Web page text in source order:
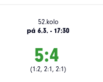
52.kolo
pá 6.3. - 17:30
5:4
(1:2, 2:1, 2:1)